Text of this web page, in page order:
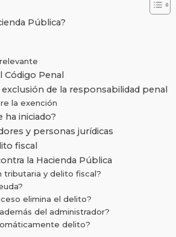
Pública?
Código Penal
de la responsabilidad penal
la exención
ha iniciado?
y personas jurídicas
fiscal
la Hacienda Pública
tributaria y delito fiscal?
elimina el delito?
del administrador?
delito?